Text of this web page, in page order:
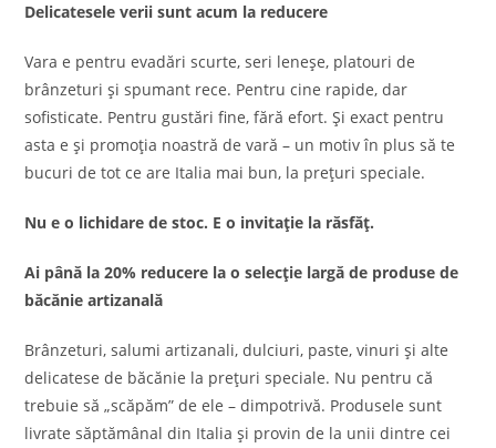
Delicatesele verii sunt acum la reducere
Vara e pentru evadări scurte, seri leneșe, platouri de
brânzeturi și spumant rece. Pentru cine rapide, dar
sofisticate. Pentru gustări fine, fără efort. Și exact pentru
asta e și promoția noastră de vară – un motiv în plus să te
bucuri de tot ce are Italia mai bun, la prețuri speciale.
Nu e o lichidare de stoc. E o invitație la răsfăț.
Ai până la 20% reducere la o selecție largă de produse de
băcănie artizanală
Brânzeturi, salumi artizanali, dulciuri, paste, vinuri și alte
delicatese de băcănie la prețuri speciale. Nu pentru că
trebuie să „scăpăm” de ele – dimpotrivă. Produsele sunt
livrate săptămânal din Italia și provin de la unii dintre cei